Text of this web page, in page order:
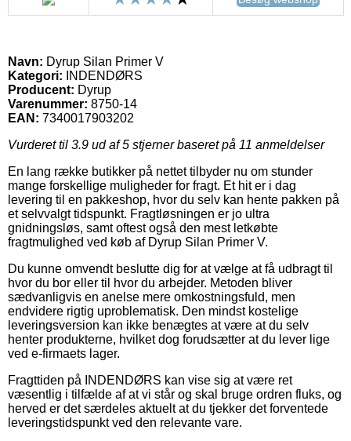
Navn: Dyrup Silan Primer V
Kategori: INDENDØRS
Producent: Dyrup
Varenummer: 8750-14
EAN: 7340017903202
Vurderet til 3.9 ud af 5 stjerner baseret på 11 anmeldelser
En lang række butikker på nettet tilbyder nu om stunder
mange forskellige muligheder for fragt. Et hit er i dag
levering til en pakkeshop, hvor du selv kan hente pakken på
et selvvalgt tidspunkt. Fragtløsningen er jo ultra
gnidningsløs, samt oftest også den mest letkøbte
fragtmulighed ved køb af Dyrup Silan Primer V.
Du kunne omvendt beslutte dig for at vælge at få udbragt til
hvor du bor eller til hvor du arbejder. Metoden bliver
sædvanligvis en anelse mere omkostningsfuld, men
endvidere rigtig uproblematisk. Den mindst kostelige
leveringsversion kan ikke benægtes at være at du selv
henter produkterne, hvilket dog forudsætter at du lever lige
ved e-firmaets lager.
Fragttiden på INDENDØRS kan vise sig at være ret
væsentlig i tilfælde af at vi står og skal bruge ordren fluks, og
herved er det særdeles aktuelt at du tjekker det forventede
leveringstidspunkt ved den relevante vare.